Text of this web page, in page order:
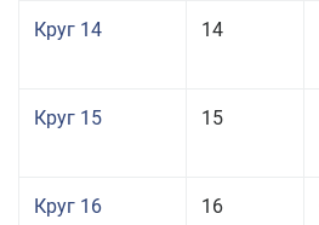
Круг 14 14
Круг 15 15
Круг 16 16